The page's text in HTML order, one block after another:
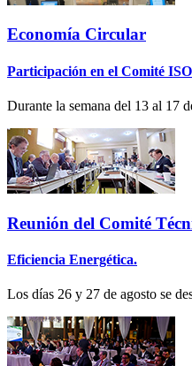
Economía Circular
Participación en el Comité
Durante la semana del 13 al 17
Reunión del Comité
Eficiencia Energética.
Los días 26 y 27 de agosto se